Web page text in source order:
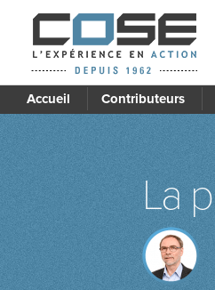
Accueil Contributeurs
La